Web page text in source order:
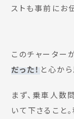
ストも事前にお
このチャーターが
だった！ と心か
まず、乗車人数
いて下さること